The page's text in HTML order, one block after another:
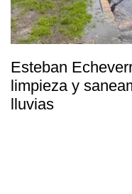
Esteban
limpieza y
lluvias